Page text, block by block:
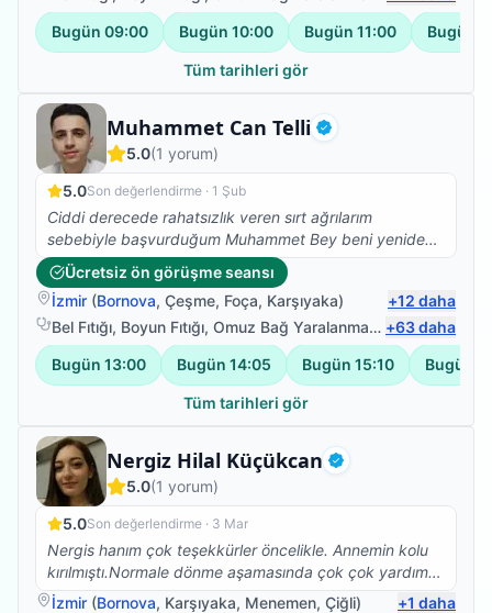
Bugün 09:00 Bugün 10:00 Bugün 11:00 Bugün
Tüm tarihleri gör
Muhammet Can Telli Doğrulanmış
Fizyoterapist
5.0(1 yorum)
5.0Son değerlendirme · 1 Şub
Ciddi derecede rahatsızlık veren sırt ağrılarım
sebebiyle başvurduğum Muhammet Bey beni yeniden
sağlığıma kavuşturdu. Herkese gönül rahatlığıyla
tavsiye ederim
Ücretsiz ön görüşme seansı
İzmir (Bornova, Çeşme, Foça, Karşıyaka) +12 daha
Bel Fıtığı, Boyun Fıtığı, Omuz Bağ Yaralanması ,Protez
+63daha
Bugün 13:00 Bugün 14:05 Bugün 15:10 Bugün
Tüm tarihleri gör
Nergiz Hilal Küçükcan Doğrulanmış
Fizyoterapist
5.0(1 yorum)
5.0Son değerlendirme · 3 Mar
Nergis hanım çok teşekkürler öncelikle. Annemin kolu
kırılmıştı.Normale dönme aşamasında çok çok yardımcı
oldunuz😊 Başarılarınızın devamını dilerim.
İzmir (Bornova, Karşıyaka, Menemen, Çiğli) +1 daha